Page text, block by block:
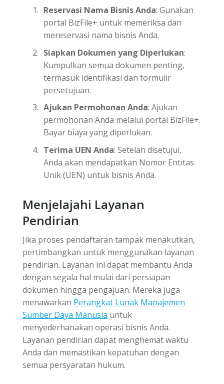
Reservasi Nama Bisnis Anda: Gunakan
portal BizFile+ untuk memeriksa dan
mereservasi nama bisnis Anda.
Siapkan Dokumen yang Diperlukan:
Kumpulkan semua dokumen penting,
termasuk identifikasi dan formulir
persetujuan.
Ajukan Permohonan Anda: Ajukan
permohonan Anda melalui portal BizFile+.
Bayar biaya yang diperlukan.
Terima UEN Anda: Setelah disetujui,
Anda akan mendapatkan Nomor Entitas
Unik (UEN) untuk bisnis Anda.
Menjelajahi Layanan
Pendirian
Jika proses pendaftaran tampak menakutkan,
pertimbangkan untuk menggunakan layanan
pendirian. Layanan ini dapat membantu Anda
dengan segala hal mulai dari persiapan
dokumen hingga pengajuan. Mereka juga
menawarkan Perangkat Lunak Manajemen
Sumber Daya Manusia untuk
menyederhanakan operasi bisnis Anda.
Layanan pendirian dapat menghemat waktu
Anda dan memastikan kepatuhan dengan
semua persyaratan hukum.